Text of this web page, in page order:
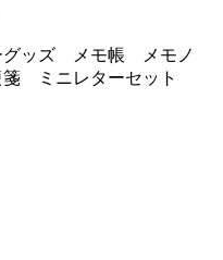
グッズ メモ帳 メモノ
ミニレターセット